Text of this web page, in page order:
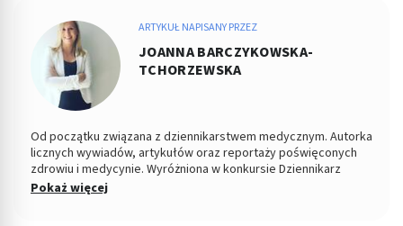
ARTYKUŁ NAPISANY PRZEZ
JOANNA BARCZYKOWSKA-
TCHORZEWSKA
Od początku związana z dziennikarstwem medycznym. Autorka
licznych wywiadów, artykułów oraz reportaży poświęconych
zdrowiu i medycynie. Wyróżniona w konkursie Dziennikarz
Medyczny Roku 2015 przez Stowarzyszenie Dziennikarze dla
Pokaż więcej